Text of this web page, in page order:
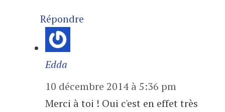
Répondre
Edda
10 décembre 2014 à 5:36 pm
Merci à toi ! Oui c'est en effet très